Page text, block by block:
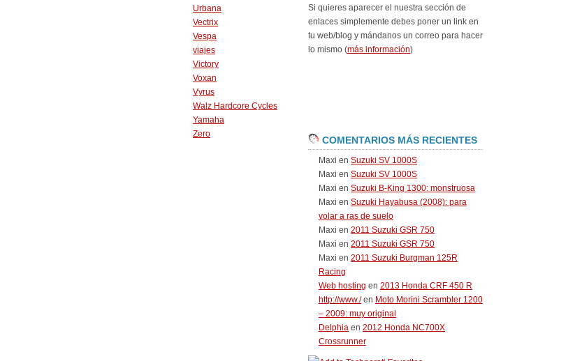
Urbana
Vectrix
Vespa
viajes
Victory
Voxan
Vyrus
Walz Hardcore Cycles
Yamaha
Zero
Si quieres aparecer el nuestra sección de
enlaces simplemente debes poner un link en
tu web/blog y mándanos un correo para hacer
lo mismo (más información)
COMENTARIOS MÁS RECIENTES
Maxi en Suzuki SV 1000S
Maxi en Suzuki SV 1000S
Maxi en Suzuki B-King 1300: monstruosa
Maxi en Suzuki Hayabusa (2008): para
volar a ras de suelo
Maxi en 2011 Suzuki GSR 750
Maxi en 2011 Suzuki GSR 750
Maxi en 2011 Suzuki Burgman 125R
Racing
Web hosting en 2013 Honda CRF 450 R
http://www./en Moto Morini Scrambler 1200
– 2009: muy original
Delphia en 2012 Honda NC700X
Crossrunner